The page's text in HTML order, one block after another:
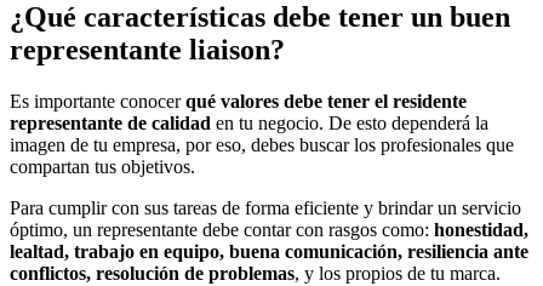
¿Qué características debe tener un buen
representante liaison?
Es importante conocerqué valores debe tener el residente
representante de calidad en tu negocio. De esto dependerá la
imagen de tu empresa, por eso, debes buscar los profesionales que
compartan tus objetivos.
Para cumplir con sus tareas de forma eficiente y brindar un servicio
óptimo, un representante debe contar con rasgos como: honestidad,
lealtad, trabajo en equipo, buena comunicación, resiliencia ante
conflictos, resolución de problemas, y los propios de tu marca.